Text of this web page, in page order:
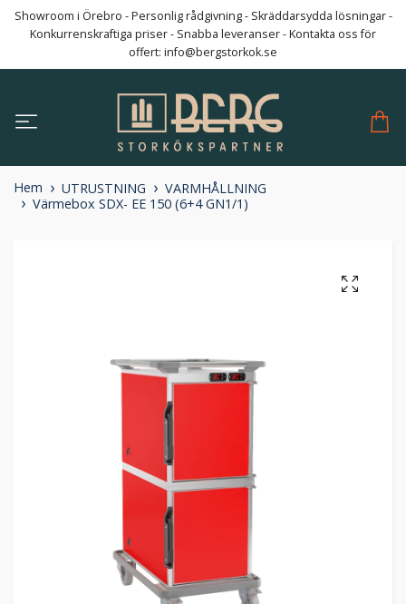
Showroom i Örebro - Personlig rådgivning - Skräddarsydda lösningar -
Konkurrenskraftiga priser - Snabba leveranser - Kontakta oss för
offert: info@bergstorkok.se
Hem UTRUSTNING
VARMHÅLLNING
Värmebox SDX- EE 150 (6+4 GN1/1)